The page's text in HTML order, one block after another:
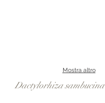
Mostra altro
Dactylorhiza sambucina